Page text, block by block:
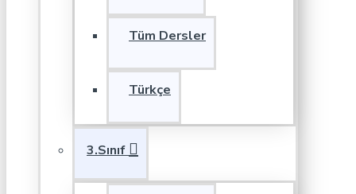
Tüm Dersler
Türkçe
3.Sınıf